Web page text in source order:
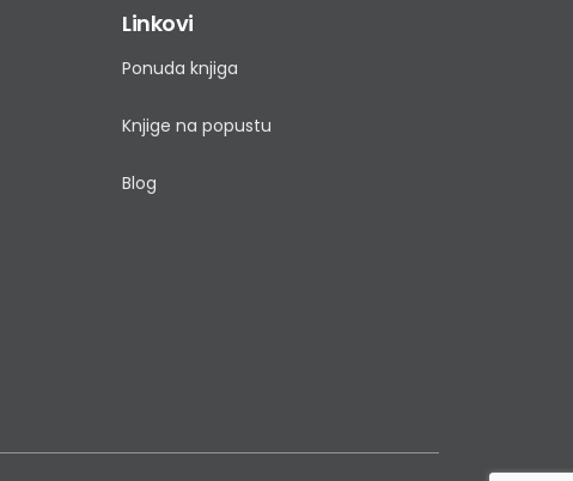
Linkovi
Ponuda knjiga
Knjige na popustu
Blog